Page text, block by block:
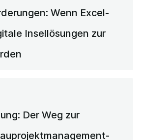
Wenn Excel-
Insellösungen zur
Der Weg zur